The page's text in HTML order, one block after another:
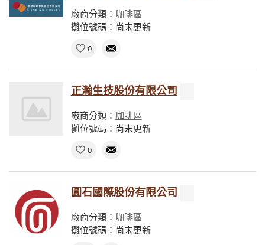
廠商分類： 咖啡區
攤位號碼：尚未更新
0
正瀚生技股份有限公司
廠商分類： 咖啡區
攤位號碼：尚未更新
0
圓石國際股份有限公司
廠商分類： 咖啡區
攤位號碼：尚未更新